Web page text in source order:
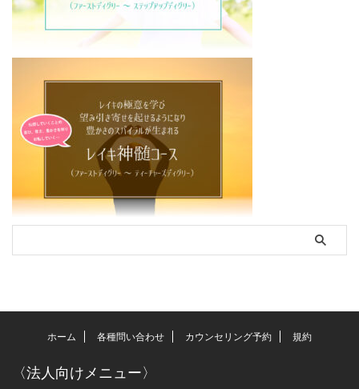
ホーム 各種問い合わせ カウンセリング予約 規約
〈法人向けメニュー〉